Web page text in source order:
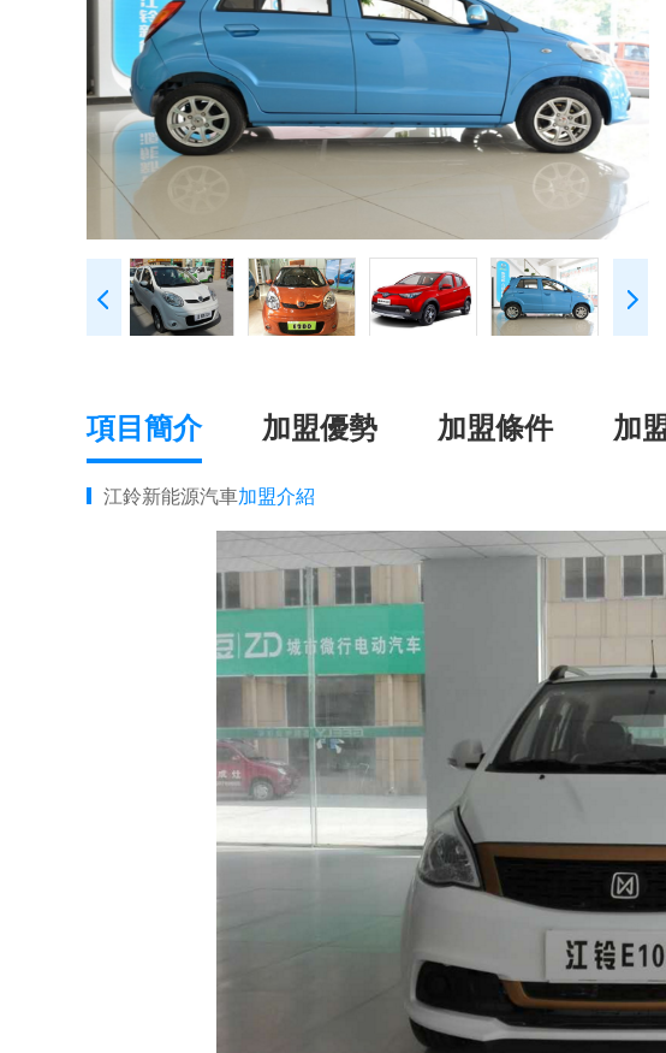
項目簡介 加盟優勢 加盟條件 加
江鈴新能源汽車加盟介紹